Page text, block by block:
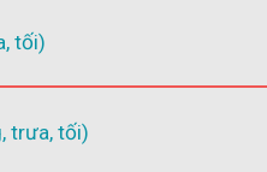
tối)
trưa, tối)